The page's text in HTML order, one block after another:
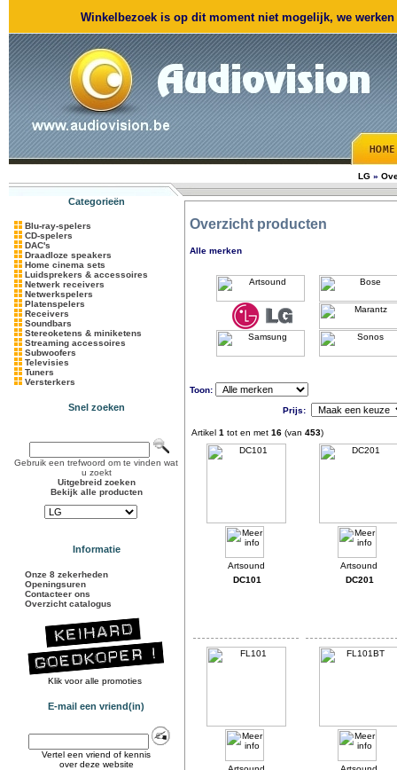
Winkelbezoek is op dit moment niet mogelijk, we
LG »
Categorieën
Blu-ray-spelers
CD-spelers
DAC's
Draadloze speakers
Home cinema sets
Luidsprekers & accessoires
Netwerk receivers
Netwerkspelers
Platenspelers
Receivers
Soundbars
Stereoketens & miniketens
Streaming accessoires
Subwoofers
Televisies
Tuners
Versterkers
Snel zoeken
Gebruik een trefwoord om te vinden wat
u zoekt
Uitgebreid zoeken
Bekijk alle producten
Informatie
Onze 8 zekerheden
Openingsuren
Contacteer ons
Overzicht catalogus
Klik voor alle promoties
E-mail een vriend(in)
Vertel een vriend of kennis
over deze website
Overzicht producten
Alle merken
Toon:
Prijs:
Artikel 1 tot en met 16 (van 453)
DC101 DC201